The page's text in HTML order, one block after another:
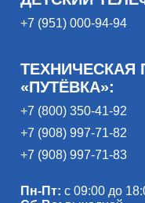
+7 (951) 000-94-94
ТЕХНИЧЕСКАЯ
«ПУТЁВКА»:
+7 (800) 350-41-92
+7 (908) 997-71-82
+7 (908) 997-71-83
Пн-Пт: с 09:00 до